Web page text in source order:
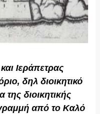
Ιεράπετρας
δηλ διοικητικό
διοικητικής
από το Καλό